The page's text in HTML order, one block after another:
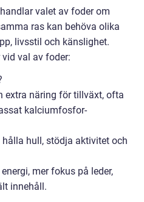
valet av foder om
ras kan behöva olika
livsstil och känslighet.
val av foder:
extra näring för tillväxt, ofta
kalciumfosfor-
hull, stödja aktivitet och
mer fokus på leder,
innehåll.